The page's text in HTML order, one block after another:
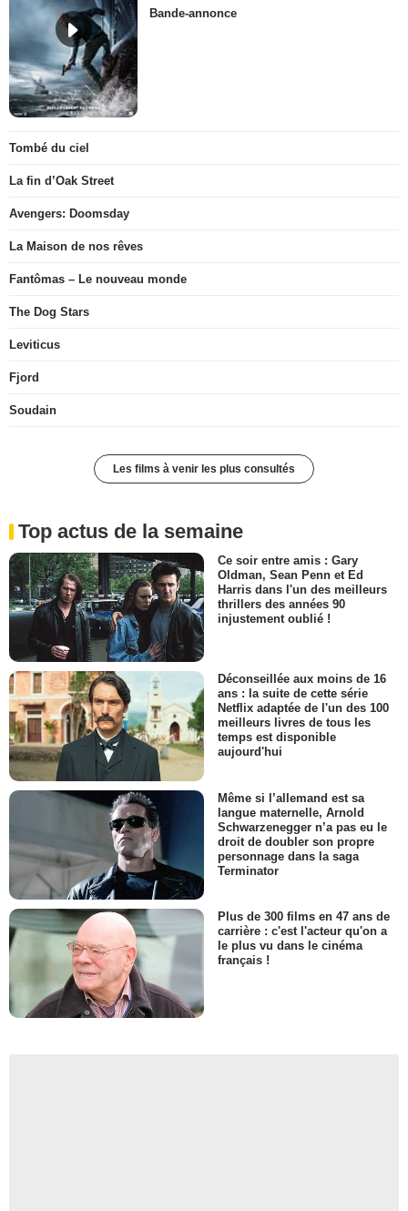
Bande-annonce
Tombé du ciel
La fin d’Oak Street
Avengers: Doomsday
La Maison de nos rêves
Fantômas – Le nouveau monde
The Dog Stars
Leviticus
Fjord
Soudain
Les films à venir les plus consultés
Top actus de la semaine
Ce soir entre amis : Gary
Oldman, Sean Penn et Ed
Harris dans l'un des meilleurs
thrillers des années 90
injustement oublié !
Déconseillée aux moins de 16
ans : la suite de cette série
Netflix adaptée de l'un des 100
meilleurs livres de tous les
temps est disponible
aujourd'hui
Même si l’allemand est sa
langue maternelle, Arnold
Schwarzenegger n’a pas eu le
droit de doubler son propre
personnage dans la saga
Terminator
Plus de 300 films en 47 ans de
carrière : c'est l'acteur qu'on a
le plus vu dans le cinéma
français !